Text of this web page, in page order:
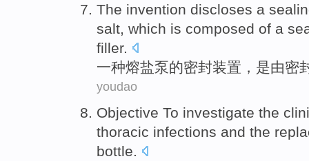
The invention discloses a
salt, which is composed of a
filler.
一种熔盐泵的密封装置 ， 是由密
youdao
Objective To investigate the
thoracic infections and the
bottle